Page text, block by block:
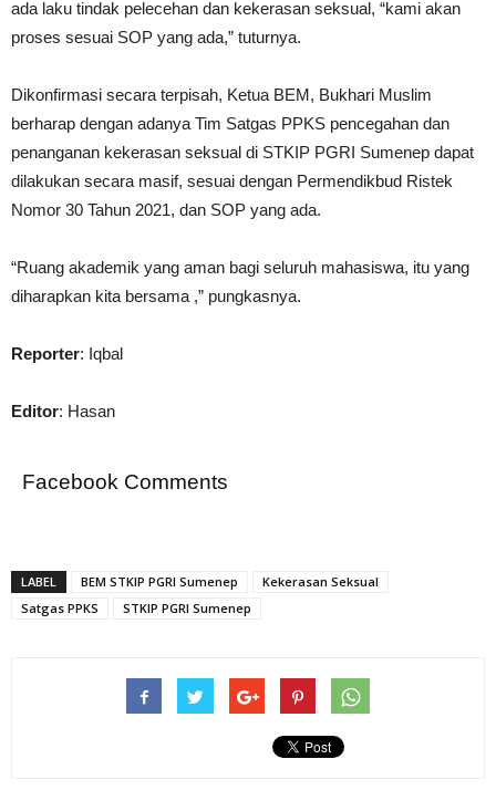
ada laku tindak pelecehan dan kekerasan seksual, “kami akan
proses sesuai SOP yang ada,” tuturnya.
Dikonfirmasi secara terpisah, Ketua BEM, Bukhari Muslim
berharap dengan adanya Tim Satgas PPKS pencegahan dan
penanganan kekerasan seksual di STKIP PGRI Sumenep dapat
dilakukan secara masif, sesuai dengan Permendikbud Ristek
Nomor 30 Tahun 2021, dan SOP yang ada.
“Ruang akademik yang aman bagi seluruh mahasiswa, itu yang
diharapkan kita bersama ,” pungkasnya.
Reporter: Iqbal
Editor: Hasan
Facebook Comments
LABEL BEM STKIP PGRI Sumenep
Kekerasan Seksual
Satgas PPKS
STKIP PGRI Sumenep